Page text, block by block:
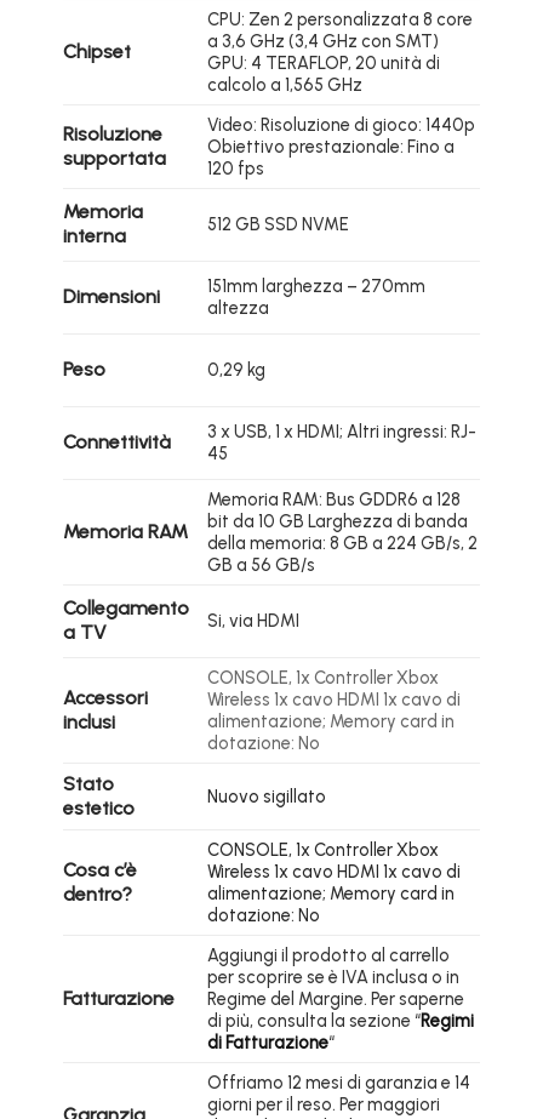
Chipset
CPU: Zen 2 personalizzata 8 core
a 3,6 GHz (3,4 GHz con SMT)
GPU: 4 TERAFLOP, 20 unità di
calcolo a 1,565 GHz
Risoluzione
supportata
Video: Risoluzione di gioco: 1440p
Obiettivo prestazionale: Fino a
120 fps
Memoria
interna
512 GB SSD NVME
Dimensioni
151mm larghezza – 270mm
altezza
Peso 0,29 kg
Connettività
3 x USB, 1 x HDMI; Altri ingressi: RJ-
45
Memoria RAM
Memoria RAM: Bus GDDR6 a 128
bit da 10 GB Larghezza di banda
della memoria: 8 GB a 224 GB/s, 2
GB a 56 GB/s
Collegamento
a TV
Si, via HDMI
Accessori
inclusi
CONSOLE, 1x Controller Xbox
Wireless 1x cavo HDMI 1x cavo di
alimentazione; Memory card in
dotazione: No
Stato
estetico
Nuovo sigillato
Cosa c’è
dentro?
CONSOLE, 1x Controller Xbox
Wireless 1x cavo HDMI 1x cavo di
alimentazione; Memory card in
dotazione: No
Fatturazione
Aggiungi il prodotto al carrello
per scoprire se è IVA inclusa o in
Regime del Margine. Per saperne
di più, consulta la sezione “Regimi
di Fatturazione“
Offriamo 12 mesi di garanzia e 14
giorni per il reso. Per maggiori